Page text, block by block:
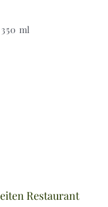
ml
Restaurant